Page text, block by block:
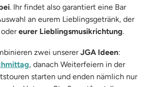
. Ihr findet also garantiert eine Bar
an eurem Lieblingsgetränk, der
eurer Lieblingsmusikrichtung.
zwei unsererJGA Ideen:
, danach Weiterfeiern in der
starten und enden nämlich nur